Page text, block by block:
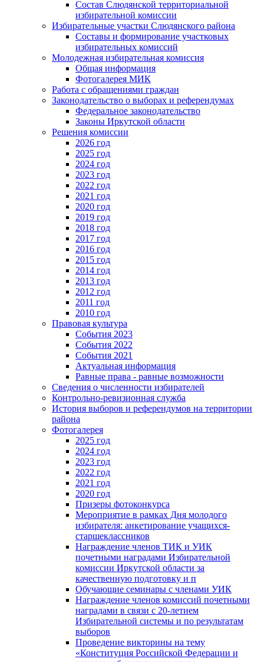
Состав Слюдянской территориальной
избирательной комиссии
Избирательные участки Слюдянского района
Составы и формирование участковых
избирательных комиссий
Молодежная избирательная комиссия
Общая информация
Фотогалерея МИК
Работа с обращениями граждан
Законодательство о выборах и референдумах
Федеральное законодательство
Законы Иркутской области
Решения комиссии
2026 год
2025 год
2024 год
2023 год
2022 год
2021 год
2020 год
2019 год
2018 год
2017 год
2016 год
2015 год
2014 год
2013 год
2012 год
2011 год
2010 год
Правовая культура
События 2023
События 2022
События 2021
Актуальная информация
Равные права - равные возможности
Сведения о численности избирателей
Контрольно-ревизионная служба
История выборов и референдумов на территории
района
Фотогалерея
2025 год
2024 год
2023 год
2022 год
2021 год
2020 год
Призеры фотоконкурса
Мероприятие в рамках Дня молодого
избирателя: анкетирование учащихся-
старшеклассников
Награждение членов ТИК и УИК
почетными наградами Избирательной
комиссии Иркутской области за
качественную подготовку и п
Обучающие семинары с членами УИК
Награждение членов комиссий почетными
наградами в связи с 20-летием
Избирательной системы и по результатам
выборов
Проведение викторины на тему
«Конституция Российской Федерации и